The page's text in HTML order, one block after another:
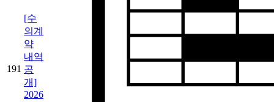
191
[수
의계
약
내역
공
개]
2026